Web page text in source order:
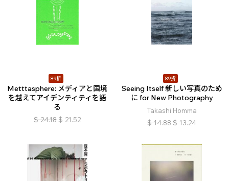
89折
Metttasphere: メディアと国境
を越えてアイデンティティを語
る
$ 24.18 $ 21.52
89折
Seeing Itself 新しい写真のため
に for New Photography
Takashi Homma
$ 14.88 $ 13.24